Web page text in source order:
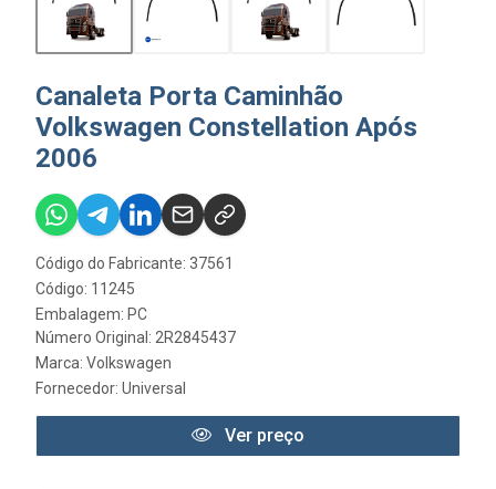
Canaleta Porta Caminhão
Volkswagen Constellation Após
2006
Código do Fabricante: 37561
Código: 11245
Embalagem: PC
Número Original: 2R2845437
Marca: Volkswagen
Fornecedor: Universal
Ver preço